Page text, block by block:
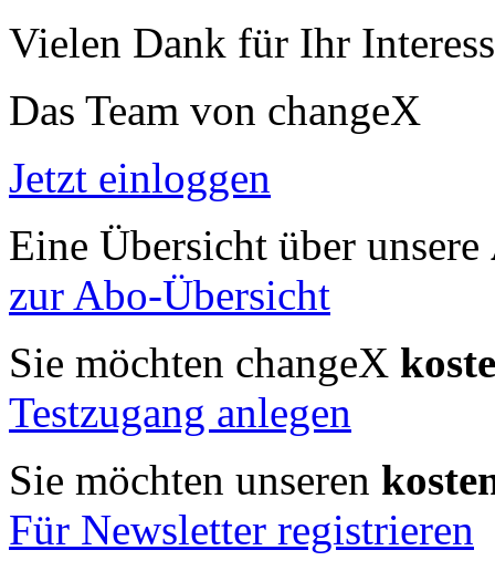
Vielen Dank für Ihr
Das Team von changeX
Jetzt einloggen
Eine Übersicht über unsere
zur Abo-Übersicht
Sie möchten changeX
Testzugang anlegen
Sie möchten unseren
Für Newsletter registrieren